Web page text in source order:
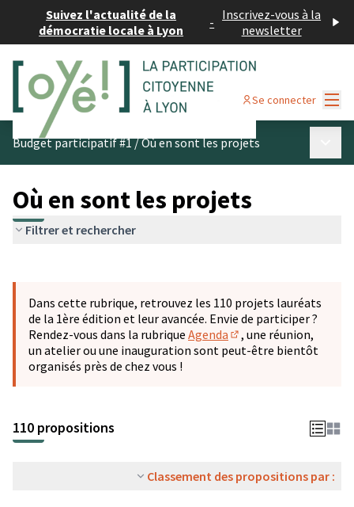
Suivez l'actualité de la
démocratie locale à Lyon
- Inscrivez-vous à la
newsletter
Se connecter
Budget participatif #1/Où en sont les projets
Où en sont les projets
Filtrer et rechercher
−
Dans cette rubrique, retrouvez les 110 projets lauréats
de la 1ère édition et leur avancée. Envie de participer ?
Rendez-vous dans la rubrique Agenda
(S'ouvre dans un
, une réunion,
un atelier ou une inauguration sont peut-être bientôt
organisés près de chez vous !
110 propositions
Classement des propositions par :